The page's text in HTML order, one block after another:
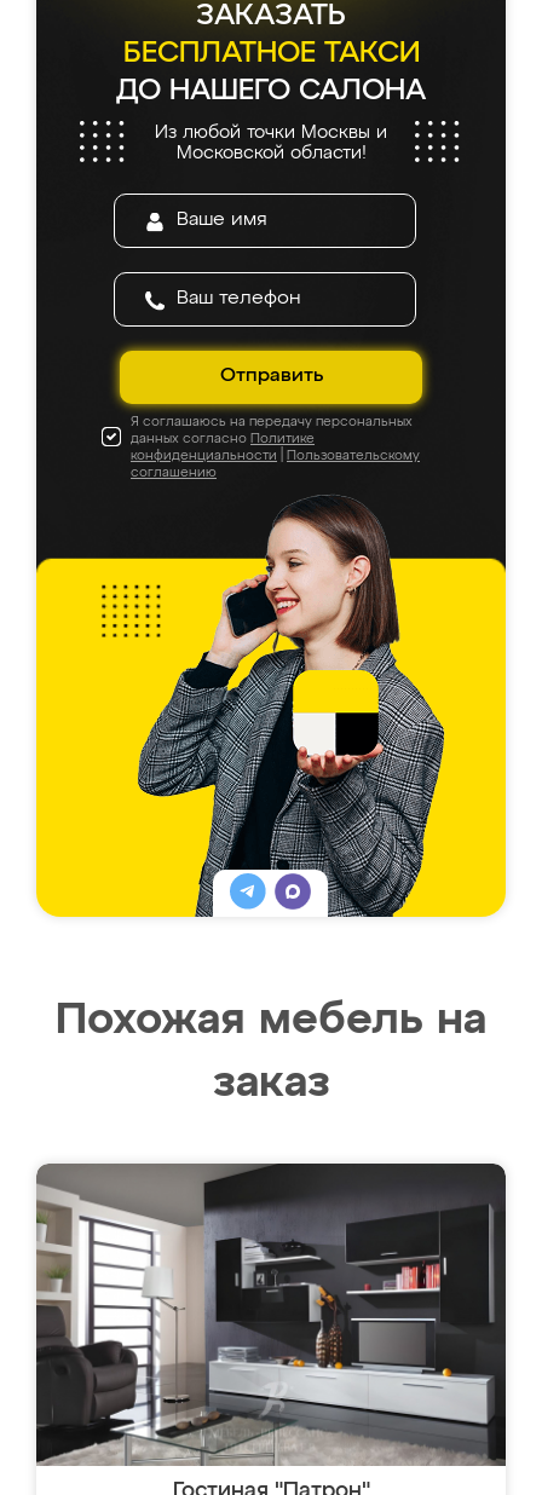
ЗАКАЗАТЬ
БЕСПЛАТНОЕ ТАКСИ
ДО НАШЕГО САЛОНА
Из любой точки Москвы и
Московской области!
Отправить
Я соглашаюсь на передачу персональных
данных согласно Политике
конфиденциальности
Пользовательскому
соглашению
Похожая мебель на
заказ